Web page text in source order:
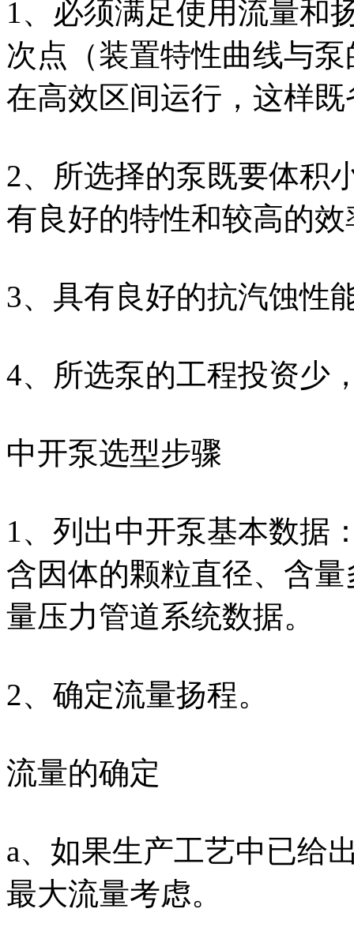
1、必须满足使用流量和
次点（装置特性曲线与
在高效区间运行，这样
2、所选择的泵既要体积
有良好的特性和较高的效
3、具有良好的抗汽蚀性
4、所选泵的工程投资少
中开泵选型步骤
1、列出中开泵基本数据
含因体的颗粒直径、含
量压力管道系统数据。
2、确定流量扬程。
流量的确定
a、如果生产工艺中已给
最大流量考虑。